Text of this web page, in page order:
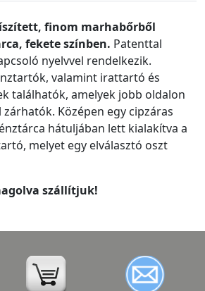
finom marhabőrből
fekete színben. Patenttal
nyelvvel rendelkezik.
valamint irattartó és
találhatók, amelyek jobb oldalon
Középen egy cipzáras
hátuljában lett kialakítva a
melyet egy elválasztó oszt
szállítjuk!